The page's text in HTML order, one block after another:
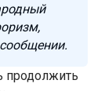
продолжить